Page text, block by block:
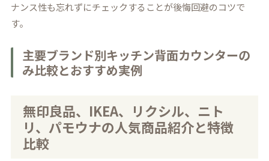
ナンス性も忘れずにチェックすることが後悔回避のコツで
す。
主要ブランド別キッチン背面カウンターの
み比較とおすすめ実例
無印良品、IKEA、リクシル、ニト
リ、パモウナの人気商品紹介と特徴
比較